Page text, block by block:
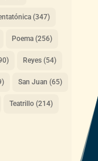
(347)
Poema(256)
Reyes(54)
San Juan (65)
Teatrillo(214)